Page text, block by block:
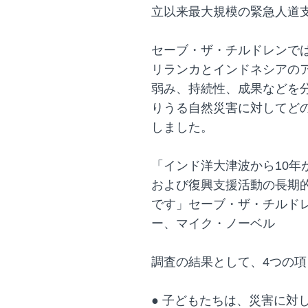
立以来最大規模の緊急人道
セーブ・ザ・チルドレンで
リランカとインドネシアの
弱み、持続性、成果などを
りうる自然災害に対してど
しました。
「インド洋大津波から10
および復興支援活動の長期
です」セーブ・ザ・チルド
ー、マイク・ノーベル
調査の結果として、4つの
● 子どもたちは、災害に対